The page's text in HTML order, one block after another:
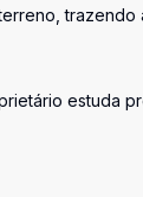
trazendo
estuda